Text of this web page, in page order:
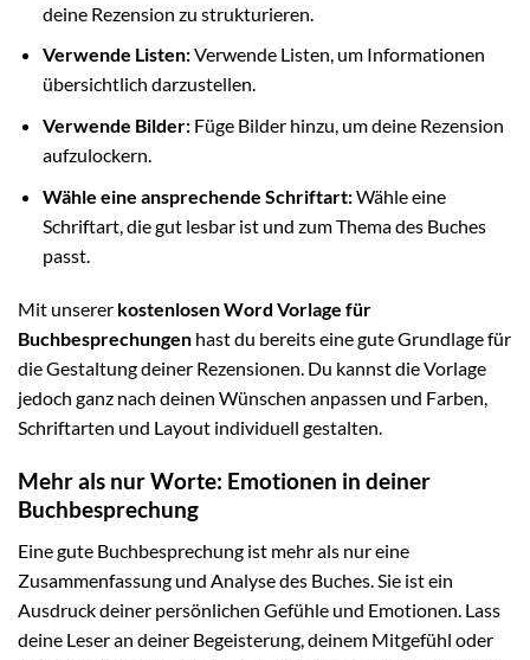
deine Rezension zu strukturieren.
Verwende Listen:Verwende Listen, um Informationen
übersichtlich darzustellen.
Verwende Bilder:Füge Bilder hinzu, um deine Rezension
aufzulockern.
Wähle eine ansprechende Schriftart:Wähle eine
Schriftart, die gut lesbar ist und zum Thema des Buches
passt.
Mit unserer kostenlosen Word Vorlage für
Buchbesprechungen hast du bereits eine gute Grundlage für
die Gestaltung deiner Rezensionen. Du kannst die Vorlage
jedoch ganz nach deinen Wünschen anpassen und Farben,
Schriftarten und Layout individuell gestalten.
Mehr als nur Worte: Emotionen in deiner
Buchbesprechung
Eine gute Buchbesprechung ist mehr als nur eine
Zusammenfassung und Analyse des Buches. Sie ist ein
Ausdruck deiner persönlichen Gefühle und Emotionen. Lass
deine Leser an deiner Begeisterung, deinem Mitgefühl oder